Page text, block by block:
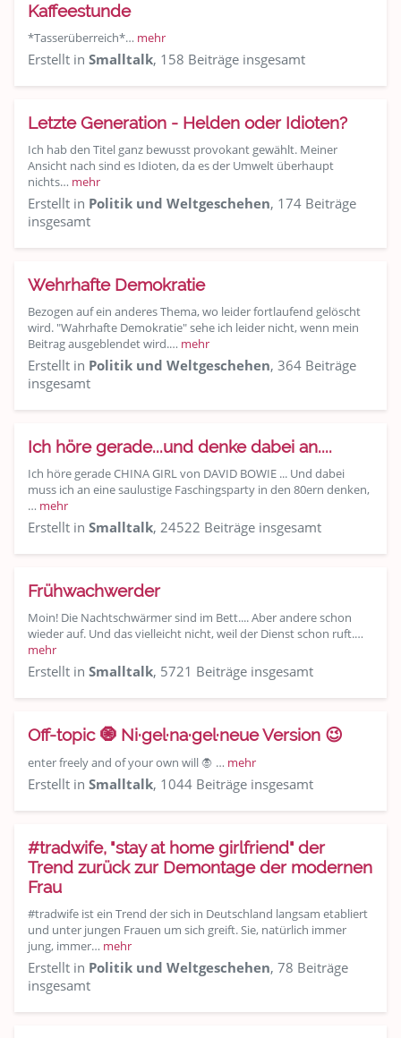
Kaffeestunde
*Tasserüberreich*… mehr
Erstellt in Smalltalk, 158 Beiträge insgesamt
Letzte Generation - Helden oder Idioten?
Ich hab den Titel ganz bewusst provokant gewählt. Meiner
Ansicht nach sind es Idioten, da es der Umwelt überhaupt
nichts… mehr
Erstellt in Politik und Weltgeschehen, 174 Beiträge
insgesamt
Wehrhafte Demokratie
Bezogen auf ein anderes Thema, wo leider fortlaufend gelöscht
wird. "Wahrhafte Demokratie" sehe ich leider nicht, wenn mein
Beitrag ausgeblendet wird.… mehr
Erstellt in Politik und Weltgeschehen, 364 Beiträge
insgesamt
Ich höre gerade...und denke dabei an....
Ich höre gerade CHINA GIRL von DAVID BOWIE ... Und dabei
muss ich an eine saulustige Faschingsparty in den 80ern denken,
… mehr
Erstellt in Smalltalk, 24522 Beiträge insgesamt
Frühwachwerder
Moin! Die Nachtschwärmer sind im Bett.... Aber andere schon
wieder auf. Und das vielleicht nicht, weil der Dienst schon ruft.…
mehr
Erstellt in Smalltalk, 5721 Beiträge insgesamt
Off-topic 🧿 Ni·gel·na·gel·neue Version 😉
enter freely and of your own will 🧛 … mehr
Erstellt in Smalltalk, 1044 Beiträge insgesamt
#tradwife, "stay at home girlfriend" der
Trend zurück zur Demontage der modernen
Frau
#tradwife ist ein Trend der sich in Deutschland langsam etabliert
und unter jungen Frauen um sich greift. Sie, natürlich immer
jung, immer… mehr
Erstellt in Politik und Weltgeschehen, 78 Beiträge
insgesamt